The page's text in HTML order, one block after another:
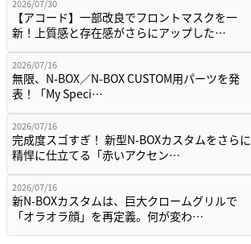
2026/07/30
【アコード】一部改良でフロントマスクを一
新！上質感と存在感がさらにアップした…
2026/07/16
無限、N-BOX／N-BOX CUSTOM用パーツを発
表！「My Speci…
2026/07/16
完成度スゴすぎ！ 新型N-BOXカスタムをさらに
精悍に仕立てる「赤いアクセン…
2026/07/16
新N-BOXカスタムは、巨大クロームグリルで
「オラオラ顔」を再定義。何が変わ…